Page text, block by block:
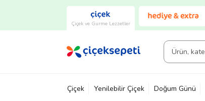
Çiçek ve Gurme Lezzetler
Çiçek Yenilebilir Çiçek Doğum Günü